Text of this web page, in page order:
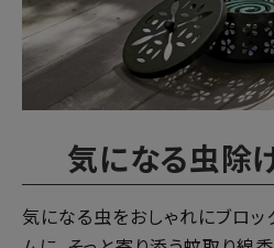
特定商取引法について
会社概要
お問い合わせ
気になる虫除
気になる虫をおしゃれにブロッ